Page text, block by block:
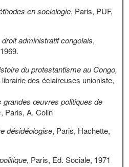
en sociologie, Paris, PUF,
administratif congolais,
du protestantisme au Congo,
des éclaireuses unioniste,
grandes œuvres politiques de
, Paris, A. Colin
désidéologise, Paris, Hachette,
, Paris, Ed. Sociale, 1971